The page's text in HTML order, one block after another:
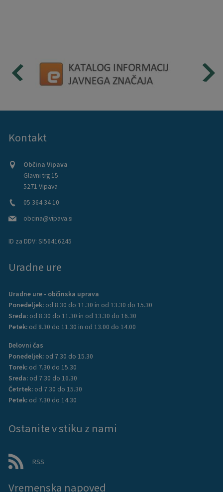
Kontakt
Občina Vipava
Glavni trg 15
5271 Vipava
05 364 34 10
obcina@vipava.si
ID za DDV: SI56416245
Uradne ure
Uradne ure - občinska uprava
Ponedeljek: od 8.30 do 11.30 in od 13.30 do 15.30
Sreda: od 8.30 do 11.30 in od 13.30 do 16.30
Petek: od 8.30 do 11.30 in od 13.00 do 14.00
Delovni čas
Ponedeljek: od 7.30 do 15.30
Torek: od 7.30 do 15.30
Sreda: od 7.30 do 16.30
Četrtek: od 7.30 do 15.30
Petek: od 7.30 do 14.30
Ostanite v stiku z nami
RSS
Vremenska napoved